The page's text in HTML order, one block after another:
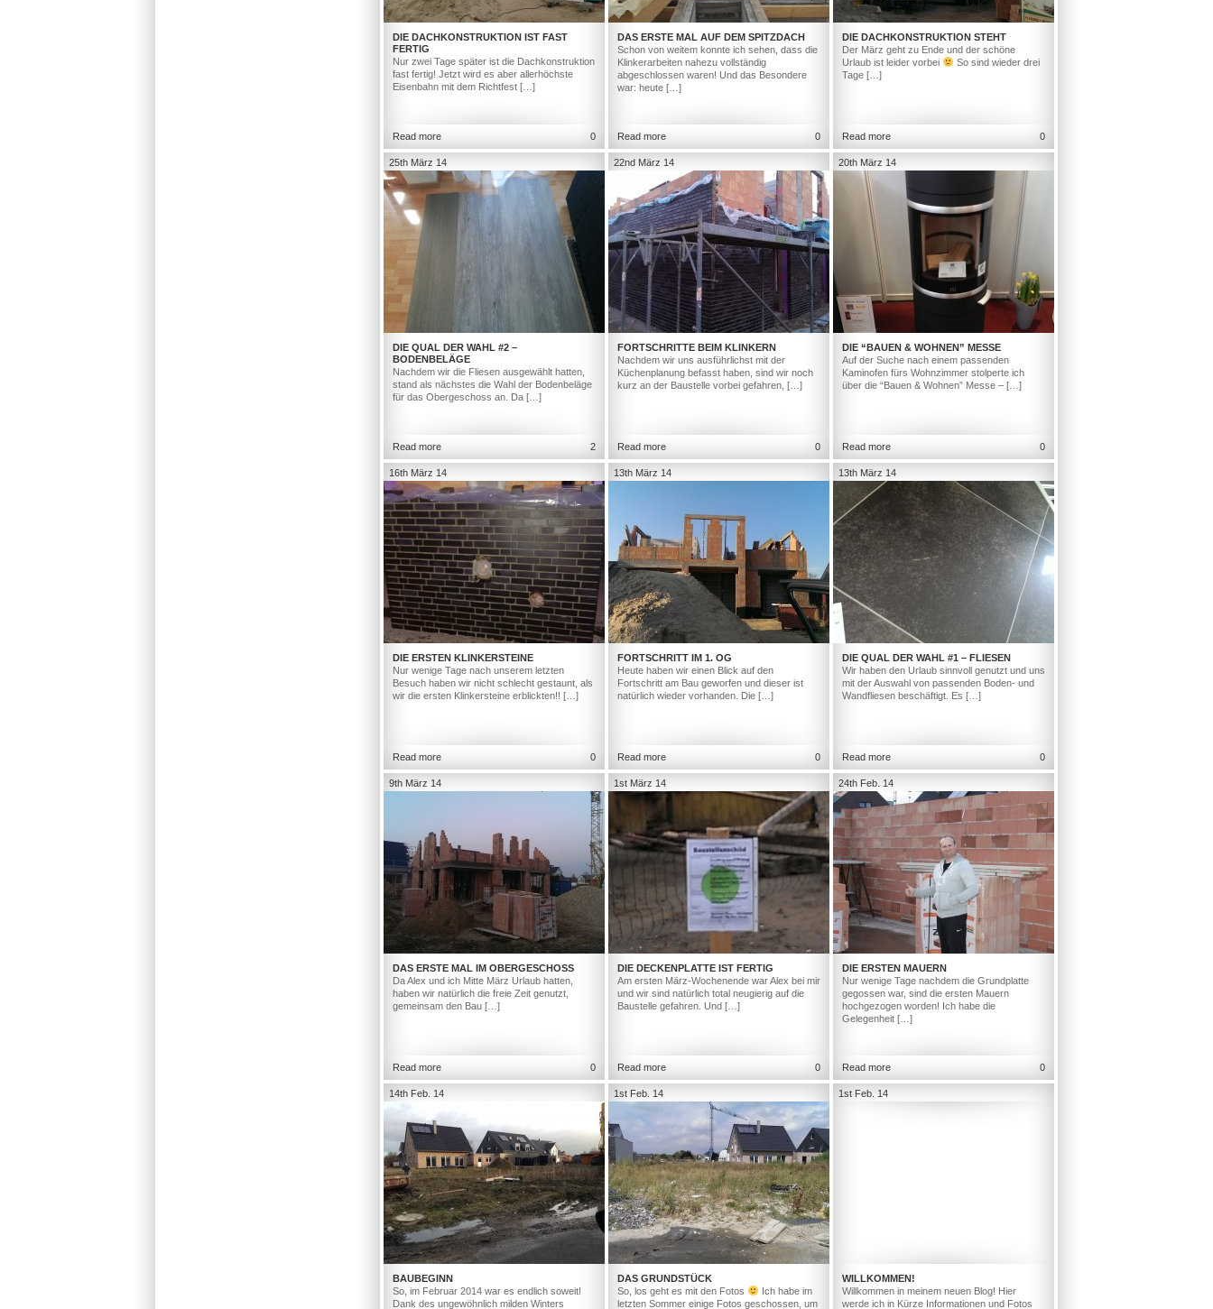
DIE DACHKONSTRUKTION IST FAST
FERTIG
Nur zwei Tage später ist die Dachkonstruktion
fast fertig! Jetzt wird es aber allerhöchste
Eisenbahn mit dem Richtfest […]
Read more 0
DAS ERSTE MAL AUF DEM SPITZDACH
Schon von weitem konnte ich sehen, dass die
Klinkerarbeiten nahezu vollständig
abgeschlossen waren! Und das Besondere
war: heute […]
Read more 0
DIE DACHKONSTRUKTION STEHT
Der März geht zu Ende und der schöne
Urlaub ist leider vorbei
So sind wieder drei
Tage […]
Read more 0
25th März 14
DIE QUAL DER WAHL #2 –
BODENBELÄGE
Nachdem wir die Fliesen ausgewählt hatten,
stand als nächstes die Wahl der Bodenbeläge
für das Obergeschoss an. Da […]
Read more 2
22nd März 14
FORTSCHRITTE BEIM KLINKERN
Nachdem wir uns ausführlichst mit der
Küchenplanung befasst haben, sind wir noch
kurz an der Baustelle vorbei gefahren, […]
Read more 0
20th März 14
DIE “BAUEN & WOHNEN” MESSE
Auf der Suche nach einem passenden
Kaminofen fürs Wohnzimmer stolperte ich
über die “Bauen & Wohnen” Messe – […]
Read more 0
16th März 14
DIE ERSTEN KLINKERSTEINE
Nur wenige Tage nach unserem letzten
Besuch haben wir nicht schlecht gestaunt, als
wir die ersten Klinkersteine erblickten!! […]
Read more 0
13th März 14
FORTSCHRITT IM 1. OG
Heute haben wir einen Blick auf den
Fortschritt am Bau geworfen und dieser ist
natürlich wieder vorhanden. Die […]
Read more 0
13th März 14
DIE QUAL DER WAHL #1 – FLIESEN
Wir haben den Urlaub sinnvoll genutzt und uns
mit der Auswahl von passenden Boden- und
Wandfliesen beschäftigt. Es […]
Read more 0
9th März 14
DAS ERSTE MAL IM OBERGESCHOSS
Da Alex und ich Mitte März Urlaub hatten,
haben wir natürlich die freie Zeit genutzt,
gemeinsam den Bau […]
Read more 0
1st März 14
DIE DECKENPLATTE IST FERTIG
Am ersten März-Wochenende war Alex bei mir
und wir sind natürlich total neugierig auf die
Baustelle gefahren. Und […]
Read more 0
24th Feb. 14
DIE ERSTEN MAUERN
Nur wenige Tage nachdem die Grundplatte
gegossen war, sind die ersten Mauern
hochgezogen worden! Ich habe die
Gelegenheit […]
Read more 0
14th Feb. 14
BAUBEGINN
So, im Februar 2014 war es endlich soweit!
Dank des ungewöhnlich milden Winters
1st Feb. 14
DAS GRUNDSTÜCK
So, los geht es mit den Fotos
Ich habe im
letzten Sommer einige Fotos geschossen, um
1st Feb. 14
WILLKOMMEN!
Willkommen in meinem neuen Blog! Hier
werde ich in Kürze Informationen und Fotos